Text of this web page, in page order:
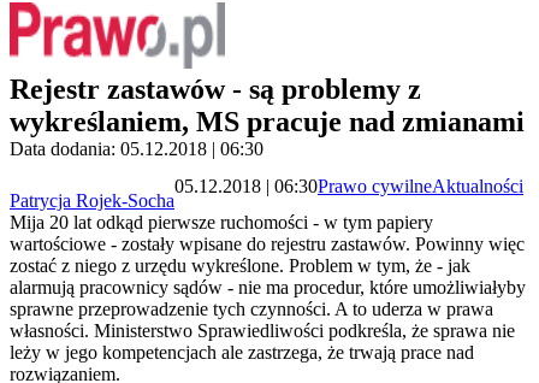
Rejestr zastawów - są problemy z
wykreślaniem, MS pracuje nad zmianami
Data dodania: 05.12.2018 | 06:30
Patrycja Rojek-Socha
05.12.2018 | 06:30Prawo cywilneAktualności
Mija 20 lat odkąd pierwsze ruchomości - w tym papiery
wartościowe - zostały wpisane do rejestru zastawów. Powinny więc
zostać z niego z urzędu wykreślone. Problem w tym, że - jak
alarmują pracownicy sądów - nie ma procedur, które umożliwiałyby
sprawne przeprowadzenie tych czynności. A to uderza w prawa
własności. Ministerstwo Sprawiedliwości podkreśla, że sprawa nie
leży w jego kompetencjach ale zastrzega, że trwają prace nad
rozwiązaniem.